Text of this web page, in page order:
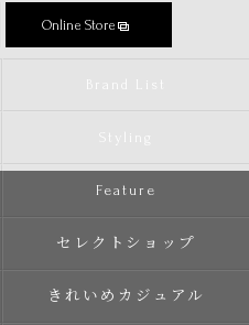
Online Store
Brand List
Styling
Feature
セレクトショップ
きれいめカジュアル